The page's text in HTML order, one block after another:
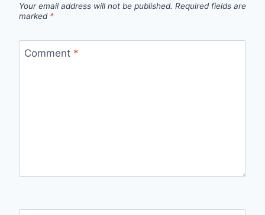
Your email address will not be published. Required fields are
marked *
Comment *